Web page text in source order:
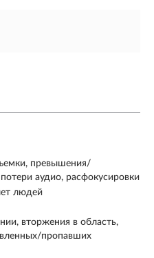
превышения/
аудио, расфокусировки
людей
вторжения в область,
пропавших